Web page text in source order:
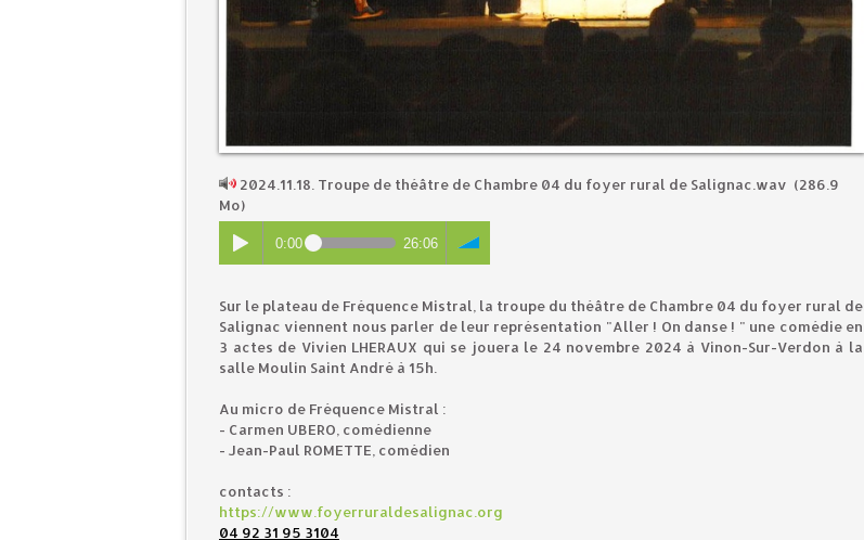
2024.11.18. Troupe de théâtre de Chambre 04 du foyer rural de Salignac.wav (286.9
Mo)
0:00 26:06
Sur le plateau de Fréquence Mistral, la troupe du théâtre de Chambre 04 du foyer rural de
Salignac viennent nous parler de leur représentation "Aller ! On danse ! " une comédie en
3 actes de Vivien LHERAUX qui se jouera le 24 novembre 2024 à Vinon-Sur-Verdon à la
salle Moulin Saint André à 15h.
Au micro de Fréquence Mistral :
- Carmen UBERO, comédienne
- Jean-Paul ROMETTE, comédien
contacts :
https://www.foyerruraldesalignac.org
04 92 31 95 3104